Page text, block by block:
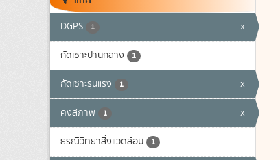
DGPS 1 x
กัดเซาะปานกลาง 1
กัดเซาะรุนแรง 1 x
คงสภาพ 1 x
ธรณีวิทยาสิ่งแวดล้อม 1